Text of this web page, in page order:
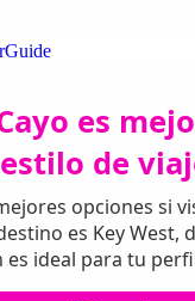
es
estilo de
opciones si
es Key West,
es ideal para tu